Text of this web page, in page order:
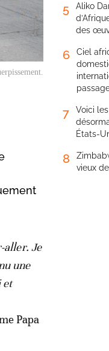
aller. Je
une
et
Papa
5
Aliko
des
6
Ciel
7
Voici
États-
8
vieux